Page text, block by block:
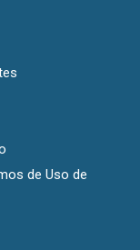
de Uso de